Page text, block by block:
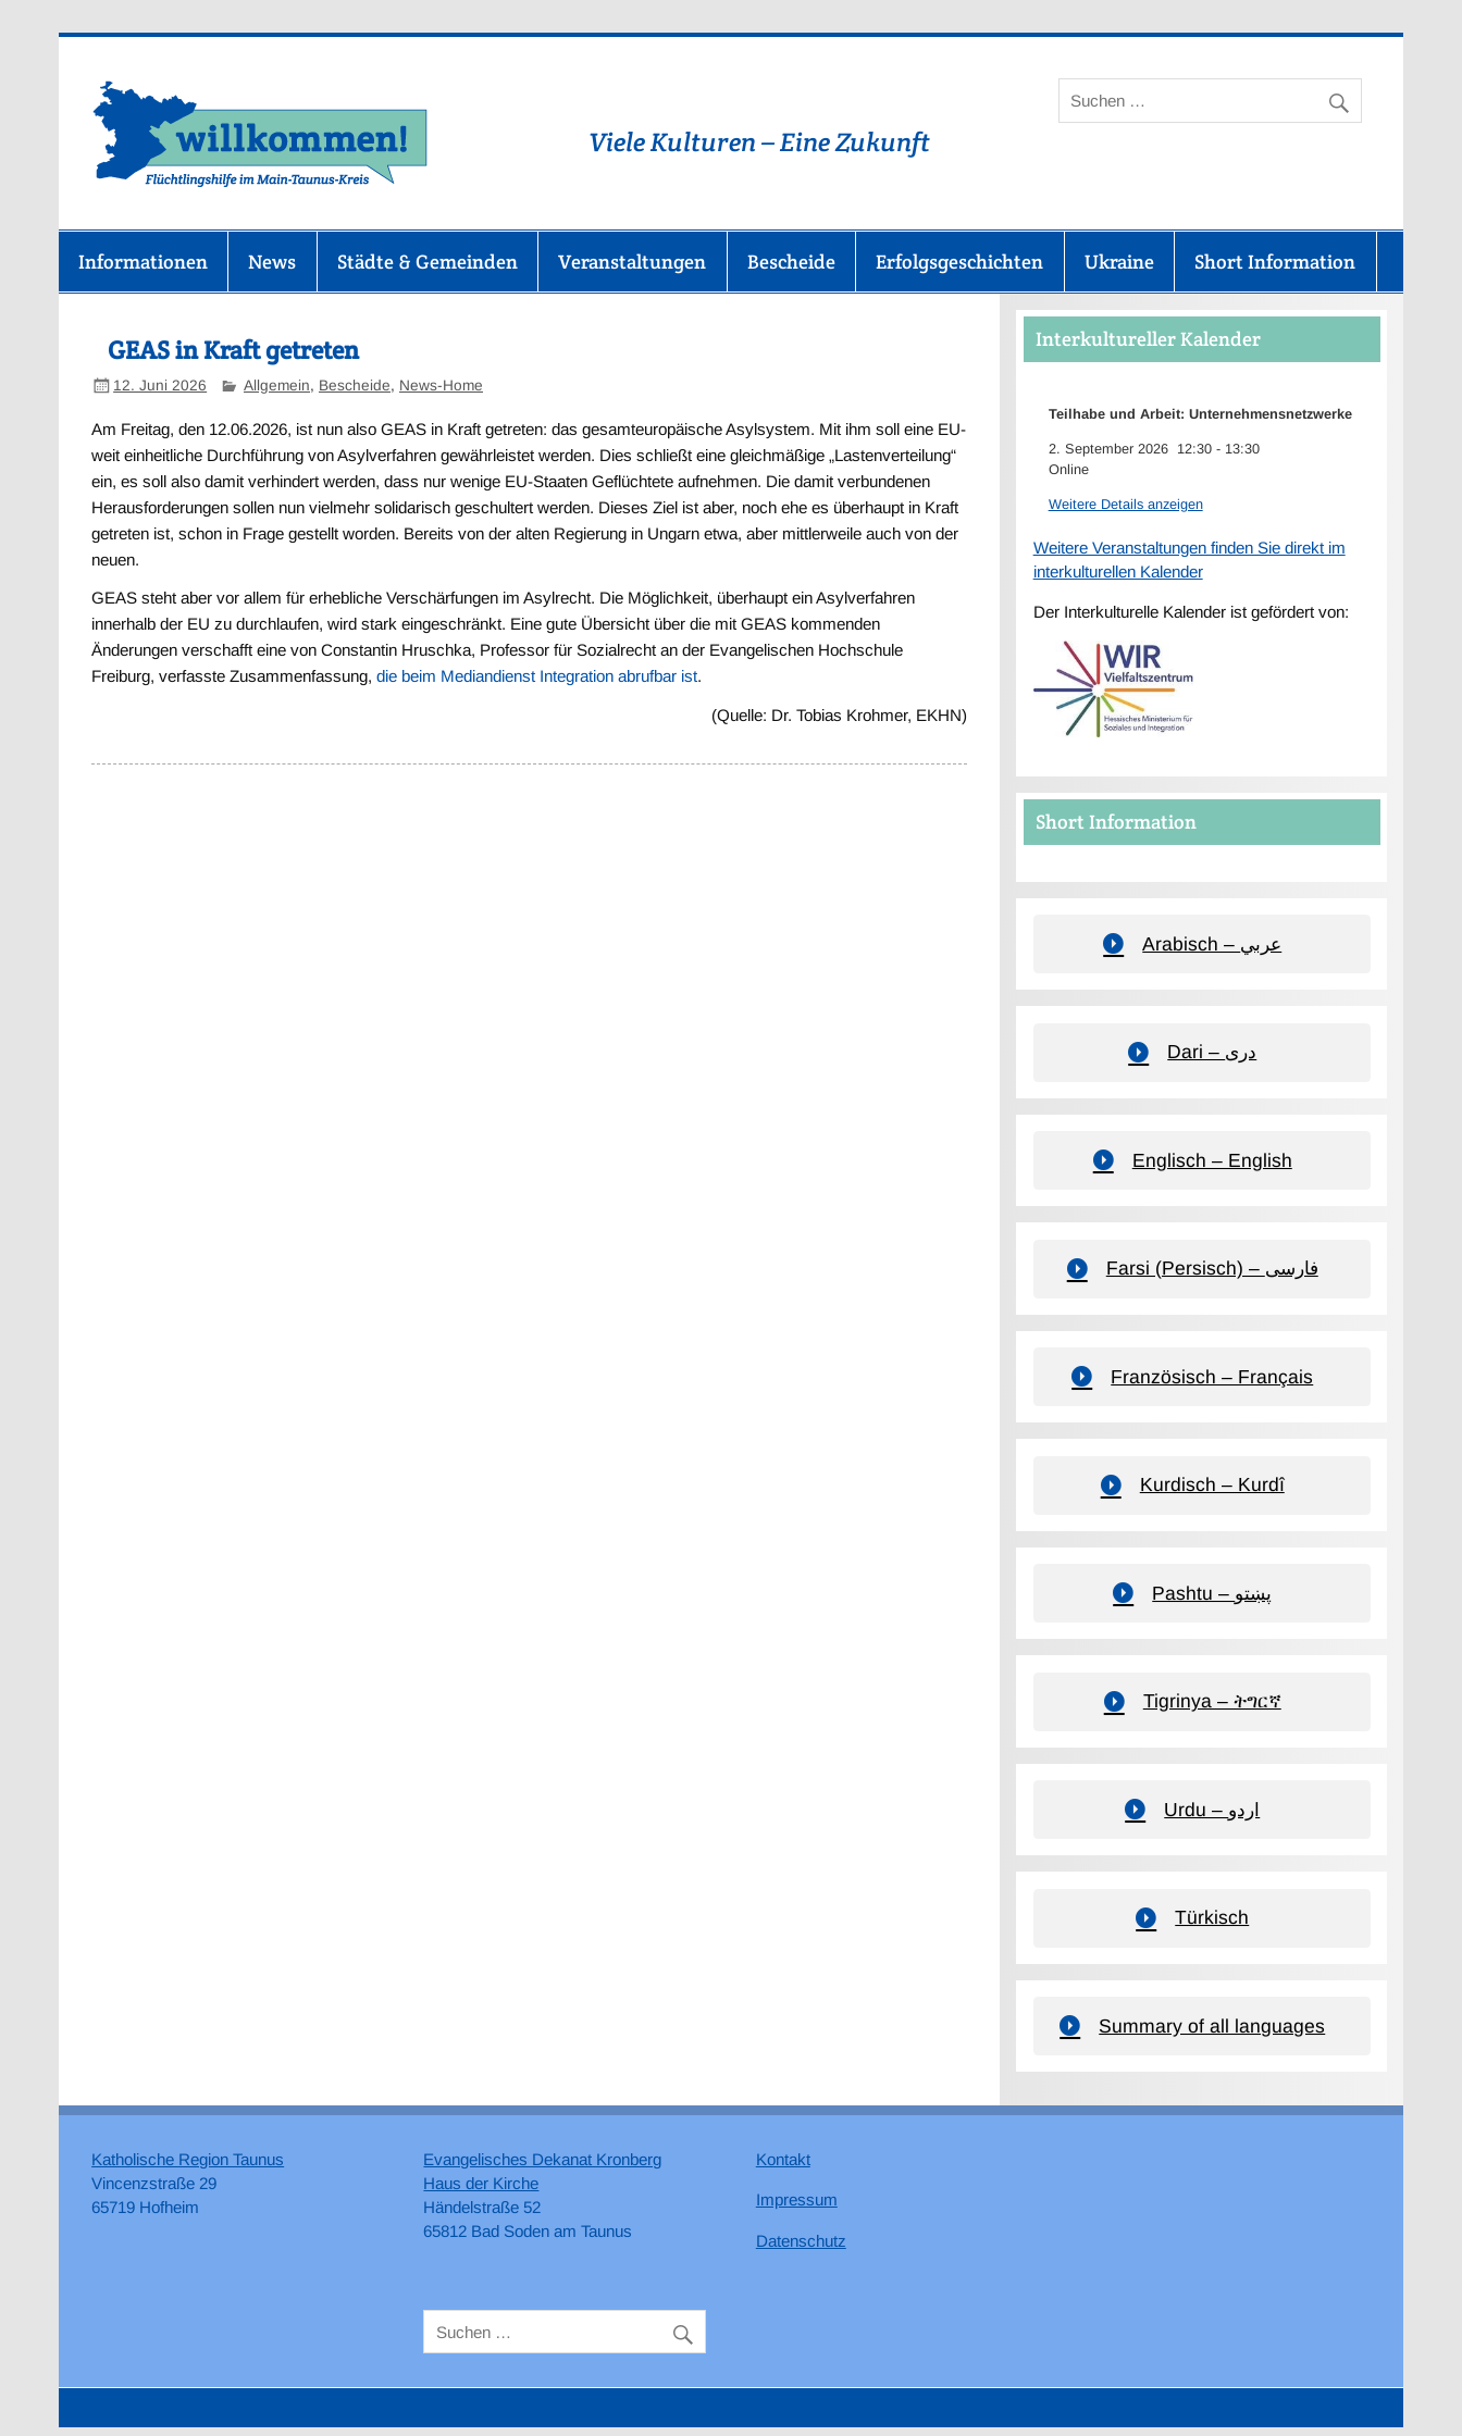
Flüchtlingshilfe-im-Main-Taunus-Kreis
Viele Kulturen – Eine Zukunft
Informationen News Städte & Gemeinden Veranstaltungen Bescheide Erfolgsgeschichten Ukraine Short Information
GEAS in Kraft getreten
12. Juni 2026 Allgemein, Bescheide, News-Home
Am Freitag, den 12.06.2026, ist nun also GEAS in Kraft getreten: das gesamteuropäische Asylsystem. Mit ihm soll eine EU-
weit einheitliche Durchführung von Asylverfahren gewährleistet werden. Dies schließt eine gleichmäßige „Lastenverteilung“
ein, es soll also damit verhindert werden, dass nur wenige EU-Staaten Geflüchtete aufnehmen. Die damit verbundenen
Herausforderungen sollen nun vielmehr solidarisch geschultert werden. Dieses Ziel ist aber, noch ehe es überhaupt in Kraft
getreten ist, schon in Frage gestellt worden. Bereits von der alten Regierung in Ungarn etwa, aber mittlerweile auch von der
neuen.
GEAS steht aber vor allem für erhebliche Verschärfungen im Asylrecht. Die Möglichkeit, überhaupt ein Asylverfahren
innerhalb der EU zu durchlaufen, wird stark eingeschränkt. Eine gute Übersicht über die mit GEAS kommenden
Änderungen verschafft eine von Constantin Hruschka, Professor für Sozialrecht an der Evangelischen Hochschule
Freiburg, verfasste Zusammenfassung,die beim Mediandienst Integration abrufbar ist.
(Quelle: Dr. Tobias Krohmer, EKHN)
Interkultureller Kalender
Teilhabe und Arbeit: Unternehmensnetzwerke
2. September 2026 12:30- 13:30
Online
Weitere Details anzeigen
Weitere Veranstaltungen finden Sie direkt im
interkulturellen Kalender
Der Interkulturelle Kalender ist gefördert von:
Short Information
Arabisch – عربي
Dari – دری
Englisch – English
Farsi (Persisch) – فارسی
Französisch – Français
Kurdisch – Kurdî
Pashtu – پښتو
Tigrinya – ትግርኛ
Urdu – اردو
Türkisch
Summary of all languages
Katholische Region Taunus
Vincenzstraße 29
65719 Hofheim
Evangelisches Dekanat Kronberg
Haus der Kirche
Händelstraße 52
65812 Bad Soden am Taunus
Kontakt
Impressum
Datenschutz